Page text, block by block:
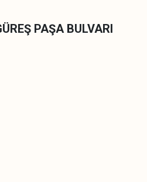
GÜREŞ PAŞA BULVARI